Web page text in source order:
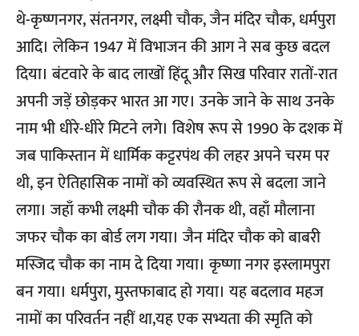
थे-कृष्णनगर, संतनगर, लक्ष्मी चौक, जैन मंदिर चौक, धर्मपुरा
आदि। लेकिन 1947 में विभाजन की आग ने सब कुछ बदल
दिया। बंटवारे के बाद लाखों हिंदू और सिख परिवार रातों-रात
अपनी जड़ें छोड़कर भारत आ गए। उनके जाने के साथ उनके
नाम भी धीरे-धीरे मिटने लगे। विशेष रूप से 1990 के दशक में
जब पाकिस्तान में धार्मिक कट्टरपंथ की लहर अपने चरम पर
थी, इन ऐतिहासिक नामों को व्यवस्थित रूप से बदला जाने
लगा। जहाँ कभी लक्ष्मी चौक की रौनक थी, वहाँ मौलाना
जफर चौक का बोर्ड लग गया। जैन मंदिर चौक को बाबरी
मस्जिद चौक का नाम दे दिया गया। कृष्णा नगर इस्लामपुरा
बन गया। धर्मपुरा, मुस्तफाबाद हो गया। यह बदलाव महज
नामों का परिवर्तन नहीं था,यह एक सभ्यता की स्मृति को